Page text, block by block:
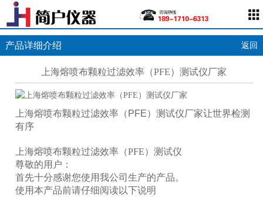
产品详细介绍 返回
上海熔喷布颗粒过滤效率（PFE）测试仪厂家
上海熔喷布颗粒过滤效率（PFE）测试仪厂家让世界检测
有序
上海熔喷布颗粒过滤效率（PFE）测试仪
尊敬的用户：
首先十分感谢您使用我公司生产的产品。
使用本产品前请仔细阅读以下说明